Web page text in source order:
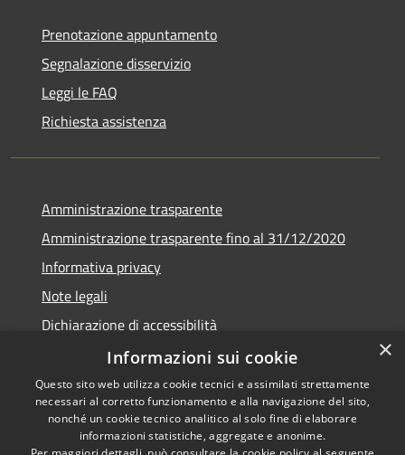
Prenotazione appuntamento
Segnalazione disservizio
Leggi le FAQ
Richiesta assistenza
Amministrazione trasparente
Amministrazione trasparente fino al 31/12/2020
Informativa privacy
Note legali
Dichiarazione di accessibilità
Accessibilità
Copyright © 2026 • Comune di
Teramo • Powered by
×
Informazioni sui cookie
Questo sito web utilizza cookie tecnici e assimilati strettamente
necessari al corretto funzionamento e alla navigazione del sito,
nonché un cookie tecnico analitico al solo fine di elaborare
informazioni statistiche, aggregate e anonime.